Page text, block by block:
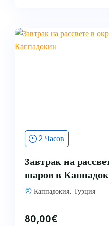
2 Часов
Завтрак на
шаров в
Каппадокия, Турция
80,00€